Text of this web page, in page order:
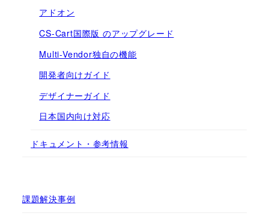
アドオン
CS-Cart国際版 のアップグレード
Multi-Vendor独自の機能
開発者向けガイド
デザイナーガイド
日本国内向け対応
ドキュメント・参考情報
課題解決事例